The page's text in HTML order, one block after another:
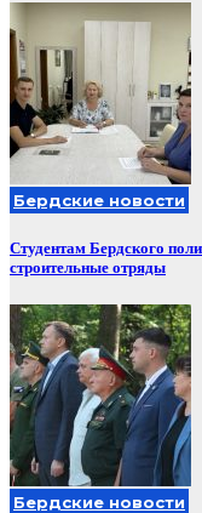
Бердские новости
Студентам Бердского
строительные отряды
Бердские новости